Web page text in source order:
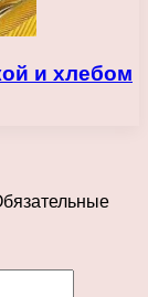
и хлебом